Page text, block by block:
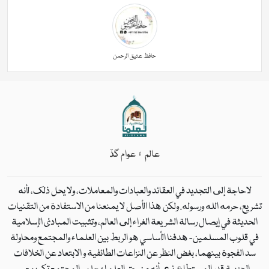
حافظ عتیق الرحمن
عالم ۽ عوام گڏ
لاحاجة إلى التجديد في العقائد والعبادات والمعاملات، ولا يحل ذلك، لأنه
تشريع، حرمه الله ورسوله. ولكن هذا الأصل لا يمنعنا من الاستفادة من التقنيات
الحديثة في إيصال رسالة الشريعة الغراء إلى العالم، وتثبيت المبادئ الإسلامية
في قلوب المسلمين- هدفنا الأساسي هو الربط بين العلماء والمجتمع ومحاولة
سد الفجوة بينهما، بغض النظر عن النزاعات الطائفية و الابتعاد عن الخلافات